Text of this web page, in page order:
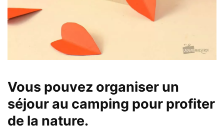
Vous pouvez organiser un
séjour au camping pour profiter
de la nature.